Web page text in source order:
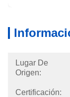
Lugar De
Origen:
Certificación: